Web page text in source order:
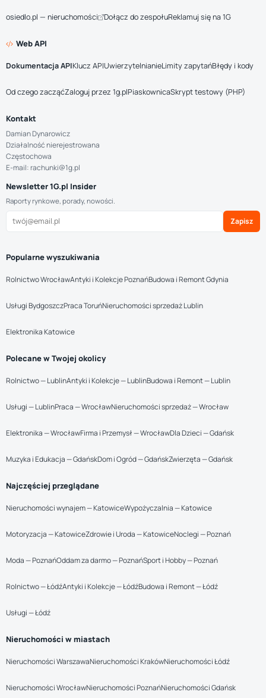
osiedlo.pl — nieruchomości Dołącz do zespołuReklamuj się na 1G
Web API
Dokumentacja APIKlucz APIUwierzytelnianieLimity zapytańBłędy i kody
Od czego zacząćZaloguj przez 1g.plPiaskownicaSkrypt testowy (PHP)
Kontakt
Damian Dynarowicz
Działalność nierejestrowana
Częstochowa
E-mail: rachunki@1g.pl
Newsletter 1G.pl Insider
Raporty rynkowe, porady, nowości.
Zapisz
Popularne wyszukiwania
Rolnictwo WrocławAntyki i Kolekcje PoznańBudowa i Remont Gdynia
Usługi BydgoszczPraca ToruńNieruchomości sprzedaż Lublin
Elektronika Katowice
Polecane w Twojej okolicy
Rolnictwo — LublinAntyki i Kolekcje — LublinBudowa i Remont — Lublin
Usługi — LublinPraca — WrocławNieruchomości sprzedaż — Wrocław
Elektronika — WrocławFirma i Przemysł — WrocławDla Dzieci — Gdańsk
Muzyka i Edukacja — GdańskDom i Ogród — GdańskZwierzęta — Gdańsk
Najczęściej przeglądane
Nieruchomości wynajem — KatowiceWypożyczalnia — Katowice
Motoryzacja — KatowiceZdrowie i Uroda — KatowiceNoclegi — Poznań
Moda — PoznańOddam za darmo — PoznańSport i Hobby — Poznań
Rolnictwo — ŁódźAntyki i Kolekcje — ŁódźBudowa i Remont — Łódź
Usługi — Łódź
Nieruchomości w miastach
Nieruchomości WarszawaNieruchomości KrakówNieruchomości Łódź
Nieruchomości WrocławNieruchomości PoznańNieruchomości Gdańsk